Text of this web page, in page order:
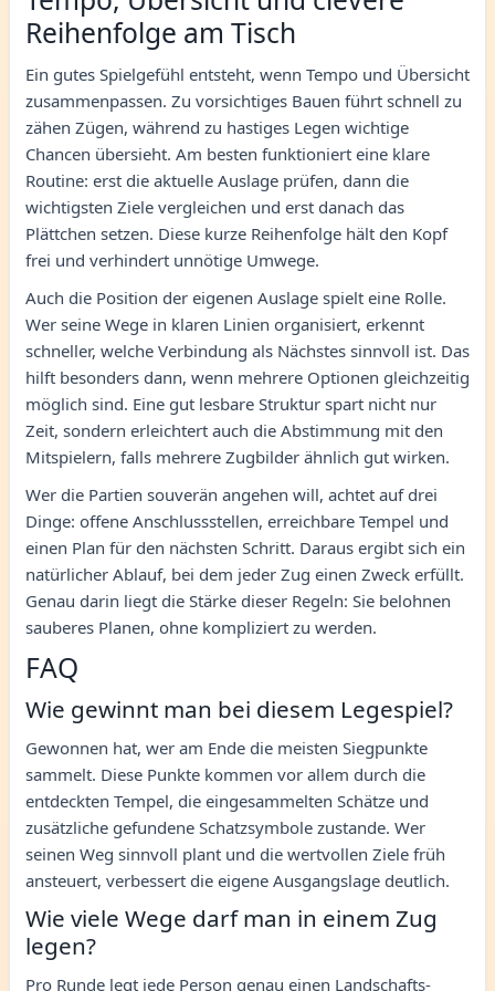
Reihenfolge am Tisch
Ein gutes Spielgefühl entsteht, wenn Tempo und Übersicht
zusammenpassen. Zu vorsichtiges Bauen führt schnell zu
zähen Zügen, während zu hastiges Legen wichtige
Chancen übersieht. Am besten funktioniert eine klare
Routine: erst die aktuelle Auslage prüfen, dann die
wichtigsten Ziele vergleichen und erst danach das
Plättchen setzen. Diese kurze Reihenfolge hält den Kopf
frei und verhindert unnötige Umwege.
Auch die Position der eigenen Auslage spielt eine Rolle.
Wer seine Wege in klaren Linien organisiert, erkennt
schneller, welche Verbindung als Nächstes sinnvoll ist. Das
hilft besonders dann, wenn mehrere Optionen gleichzeitig
möglich sind. Eine gut lesbare Struktur spart nicht nur
Zeit, sondern erleichtert auch die Abstimmung mit den
Mitspielern, falls mehrere Zugbilder ähnlich gut wirken.
Wer die Partien souverän angehen will, achtet auf drei
Dinge: offene Anschlussstellen, erreichbare Tempel und
einen Plan für den nächsten Schritt. Daraus ergibt sich ein
natürlicher Ablauf, bei dem jeder Zug einen Zweck erfüllt.
Genau darin liegt die Stärke dieser Regeln: Sie belohnen
sauberes Planen, ohne kompliziert zu werden.
FAQ
Wie gewinnt man bei diesem Legespiel?
Gewonnen hat, wer am Ende die meisten Siegpunkte
sammelt. Diese Punkte kommen vor allem durch die
entdeckten Tempel, die eingesammelten Schätze und
zusätzliche gefundene Schatzsymbole zustande. Wer
seinen Weg sinnvoll plant und die wertvollen Ziele früh
ansteuert, verbessert die eigene Ausgangslage deutlich.
Wie viele Wege darf man in einem Zug
legen?
Pro Runde legt jede Person genau einen Landschafts-